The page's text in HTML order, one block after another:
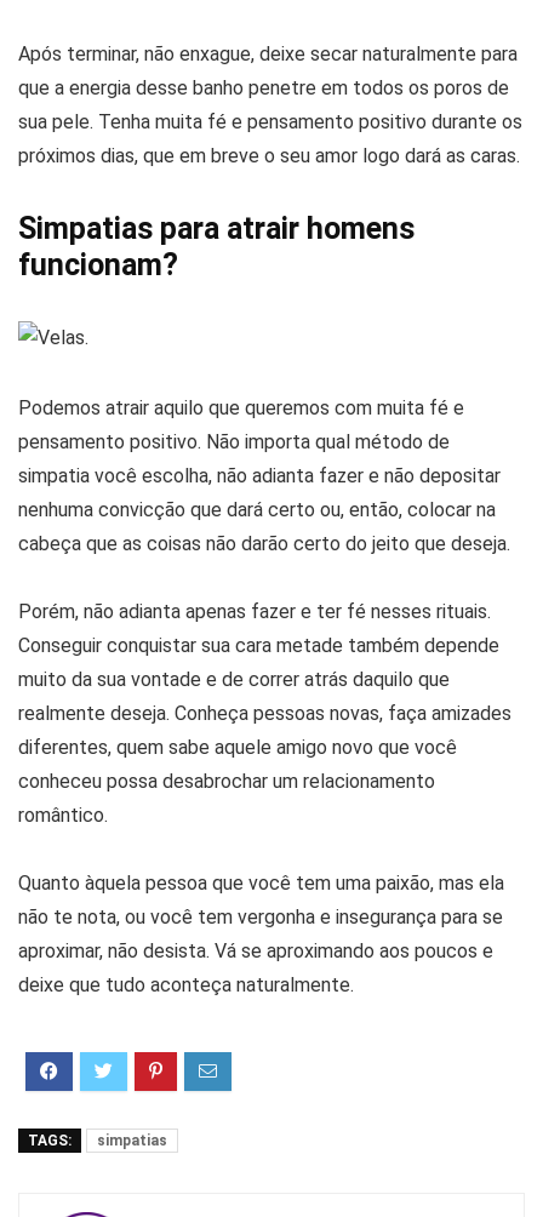
Após terminar, não enxague, deixe secar naturalmente para
que a energia desse banho penetre em todos os poros de
sua pele. Tenha muita fé e pensamento positivo durante os
próximos dias, que em breve o seu amor logo dará as caras.
Simpatias para atrair homens
funcionam?
Podemos atrair aquilo que queremos com muita fé e
pensamento positivo. Não importa qual método de
simpatia você escolha, não adianta fazer e não depositar
nenhuma convicção que dará certo ou, então, colocar na
cabeça que as coisas não darão certo do jeito que deseja.
Porém, não adianta apenas fazer e ter fé nesses rituais.
Conseguir conquistar sua cara metade também depende
muito da sua vontade e de correr atrás daquilo que
realmente deseja. Conheça pessoas novas, faça amizades
diferentes, quem sabe aquele amigo novo que você
conheceu possa desabrochar um relacionamento
romântico.
Quanto àquela pessoa que você tem uma paixão, mas ela
não te nota, ou você tem vergonha e insegurança para se
aproximar, não desista. Vá se aproximando aos poucos e
deixe que tudo aconteça naturalmente.
TAGS: simpatias